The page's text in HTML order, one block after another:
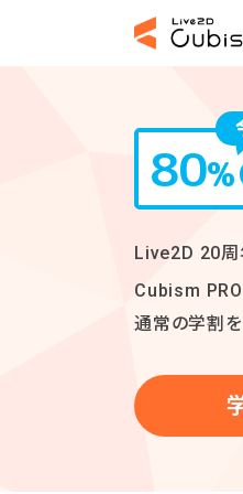
80%
Live2D 20周
Cubism
通常の学割を